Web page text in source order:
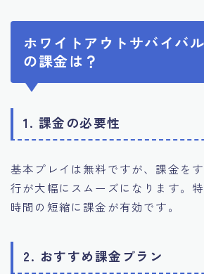
ホワイトアウトサバイバ
の課金は？
1. 課金の必要性
基本プレイは無料ですが、課金を
行が大幅にスムーズになります。
時間の短縮に課金が有効です。
2. おすすめ課金プラン